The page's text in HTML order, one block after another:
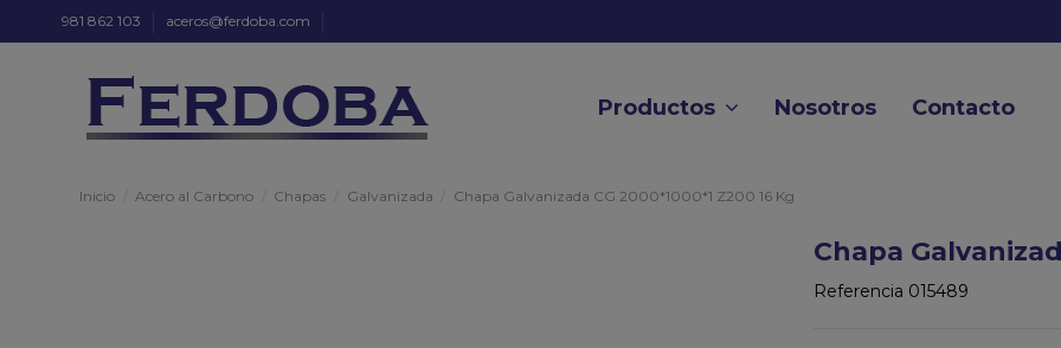
981 862 103 aceros@ferdoba.com
Productos Nosotros Contacto
Inicio Acero al Carbono Chapas Galvanizada Chapa Galvanizada CG 2000*1000*1 Z200 16 Kg
Chapa
Referencia 015489